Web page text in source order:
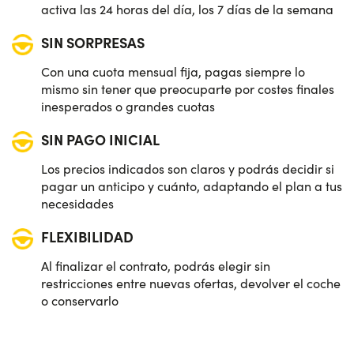
activa las 24 horas del día, los 7 días de la semana
SIN SORPRESAS
Con una cuota mensual fija, pagas siempre lo
mismo sin tener que preocuparte por costes finales
inesperados o grandes cuotas
SIN PAGO INICIAL
Los precios indicados son claros y podrás decidir si
pagar un anticipo y cuánto, adaptando el plan a tus
necesidades
FLEXIBILIDAD
Al finalizar el contrato, podrás elegir sin
restricciones entre nuevas ofertas, devolver el coche
o conservarlo